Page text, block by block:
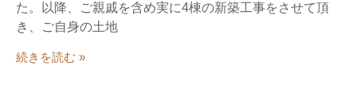
た。以降、ご親戚を含め実に4棟の新築工事をさせて頂
き、ご自身の土地
続きを読む »